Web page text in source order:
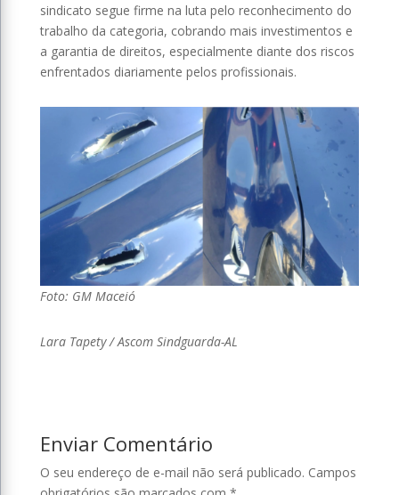
sindicato segue firme na luta pelo reconhecimento do
trabalho da categoria, cobrando mais investimentos e
a garantia de direitos, especialmente diante dos riscos
enfrentados diariamente pelos profissionais.
Foto: GM Maceió
Lara Tapety / Ascom Sindguarda-AL
Enviar Comentário
O seu endereço de e-mail não será publicado. Campos